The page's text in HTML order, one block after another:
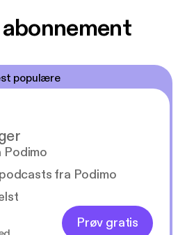
populære
Podimo
fra Podimo
Prøv gratis